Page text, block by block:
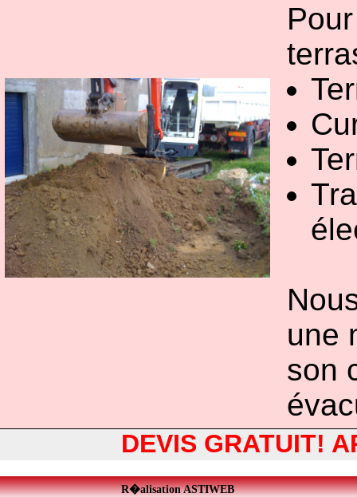
une
son
DEVIS GRATUIT!
R�alisation ASTIWEB